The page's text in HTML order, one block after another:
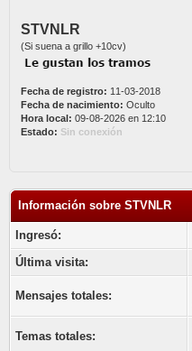
STVNLR
(Si suena a grillo +10cv)
Fecha de registro: 11-03-2018
Fecha de nacimiento: Oculto
Hora local: 09-08-2026 en 12:10
Estado: Sin conexión
Información sobre STVNLR
Ingresó:
Última visita:
Mensajes totales:
Temas totales: